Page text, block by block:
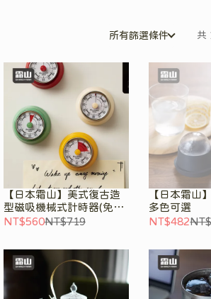
所有篩選條件 共
【日本霜山】美式復古造
型磁吸機械式計時器(免電
池)-多色可選
NT$560NT$719
【日本霜山
多色可選
NT$482